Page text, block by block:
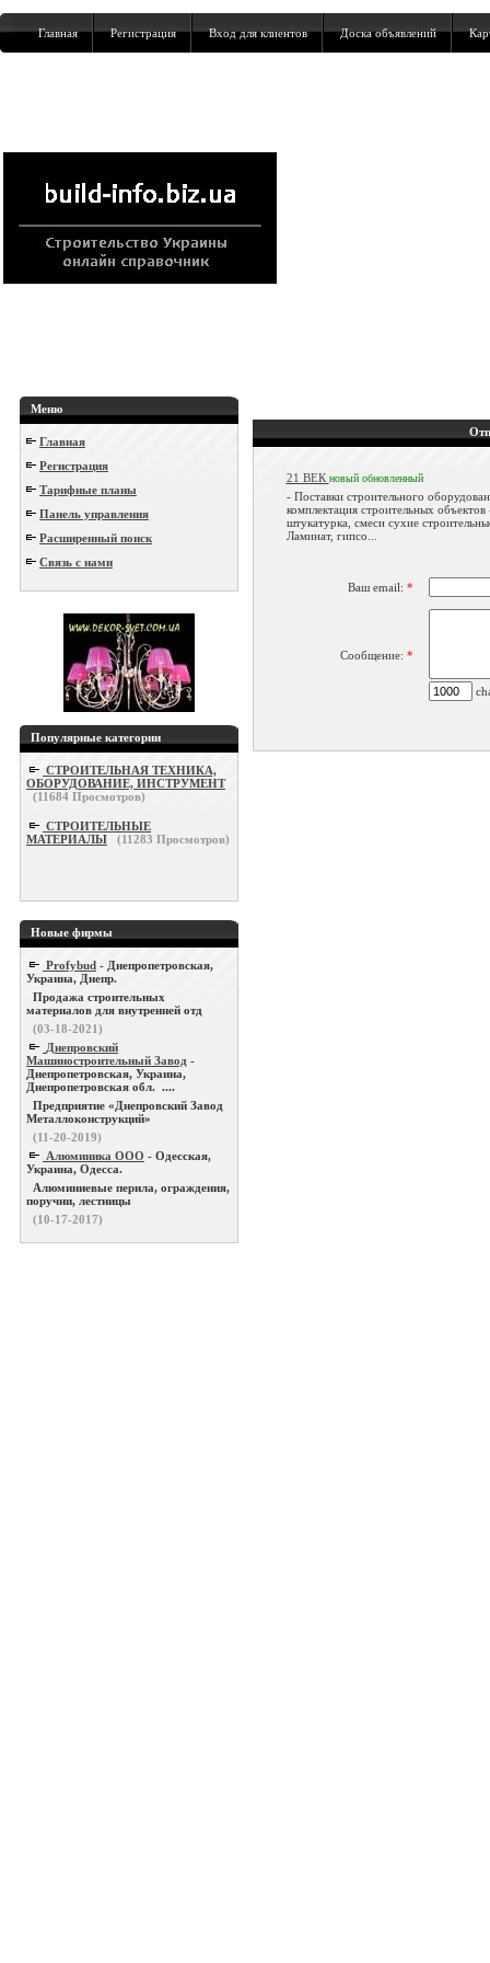
Главная Регистрация Вход для клиентов Доска объявлений
Меню
Главная
Регистрация
Тарифные планы
Панель управления
Расширенный поиск
Связь с нами
Популярные категории
СТРОИТЕЛЬНАЯ ТЕХНИКА,
ОБОРУДОВАНИЕ, ИНСТРУМЕНТ
(11684 Просмотров)
СТРОИТЕЛЬНЫЕ
МАТЕРИАЛЫ
(11283 Просмотров)
Новые фирмы
Profybud - Днепропетровская,
Украина, Днепр.
Продажа строительных
материалов для внутренней отд
(03-18-2021)
Днепровский
Машиностроительный Завод -
Днепропетровская, Украина,
Днепропетровская обл. ....
Предприятие «Днепровский Завод
Металлоконструкций»
(11-20-2019)
Алюминика ООО - Одесская,
Украина, Одесса.
Алюминиевые перила, ограждения,
поручни, лестницы
(10-17-2017)
21 ВЕК новый обновленный
- Поставки строительного
комплектация строительных
штукатурка, смеси сухие
Ламинат, гипсо...
Ваш email: *
Сообщение: *